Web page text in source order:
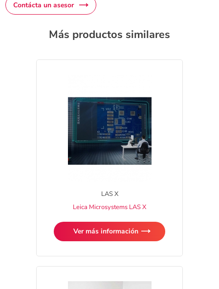
Contácta un asesor
Más productos similares
LAS X
Leica Microsystems LAS X
Ver más información